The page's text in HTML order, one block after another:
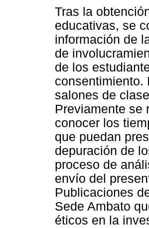
Tras la
educativas, se
información de
de
de los
consentimiento.
salones de
Previamente se
conocer los
que puedan
depuración de
proceso de
envío del
Publicaciones
Sede Ambato
éticos en la